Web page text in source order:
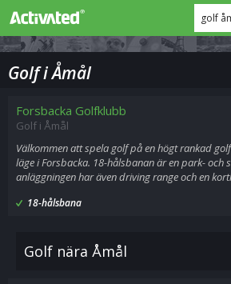
golf
Golf i Åmål
Forsbacka Golfklubb
Golf i Åmål
Välkommen att spela golf på en högt rankad
läge i Forsbacka. 18-hålsbanan är en park- och
anläggningen har även driving range och en
18-hålsbana
Golf nära Åmål